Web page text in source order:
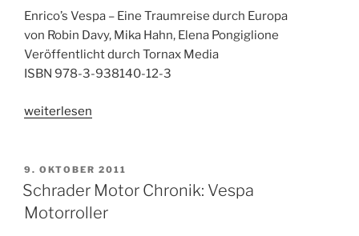
Enrico’s Vespa – Eine Traumreise durch Europa
von Robin Davy, Mika Hahn, Elena Pongiglione
Veröffentlicht durch Tornax Media
ISBN 978-3-938140-12-3
„Enrico’s
Eine
Traumreise
durch
weiterlesen
VERÖFFENTLICHT
AM
9. OKTOBER 2011
Schrader Motor Chronik: Vespa
Motorroller